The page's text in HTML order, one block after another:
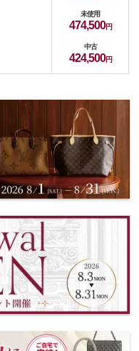
未使用
474,500
中古
424,500